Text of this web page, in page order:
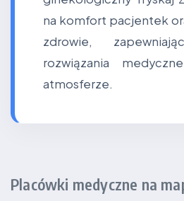
na komfort pacjentek
zdrowie,
rozwiązania
atmosferze.
Placówki medyczne na